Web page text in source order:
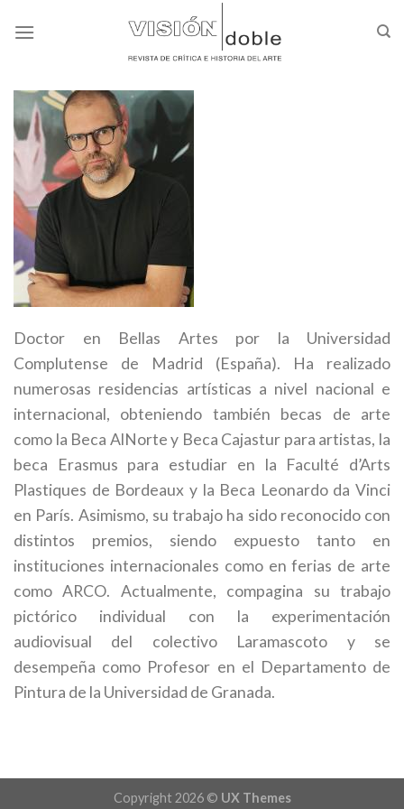
Doctor en Bellas Artes por la Universidad
Complutense de Madrid (España). Ha realizado
numerosas residencias artísticas a nivel nacional e
internacional, obteniendo también becas de arte
como la Beca AlNorte y Beca Cajastur para artistas, la
beca Erasmus para estudiar en la Faculté d’Arts
Plastiques de Bordeaux y la Beca Leonardo da Vinci
en París. Asimismo, su trabajo ha sido reconocido con
distintos premios, siendo expuesto tanto en
instituciones internacionales como en ferias de arte
como ARCO. Actualmente, compagina su trabajo
pictórico individual con la experimentación
audiovisual del colectivo Laramascoto y se
desempeña como Profesor en el Departamento de
Pintura de la Universidad de Granada.
Copyright 2026 © UX Themes